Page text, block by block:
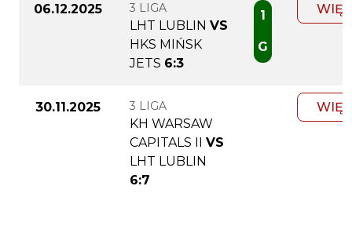
06.12.2025 3 LIGA
LHT LUBLIN VS
HKS MIŃSK
JETS 6:3
1
G
30.11.2025 3 LIGA
KH WARSAW
CAPITALS II
VS
LHT LUBLIN
6:7